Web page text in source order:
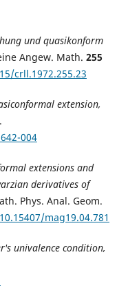
und quasikonform
Angew. Math. 255
crll.1972.255.23
extension,
004
extensions and
derivatives of
Phys. Anal. Geom.
mag19.04.781
univalence condition,